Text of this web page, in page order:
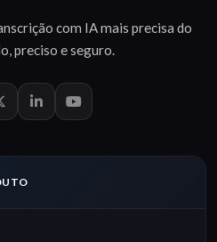
com IAmais precisa do
,preciso eseguro.